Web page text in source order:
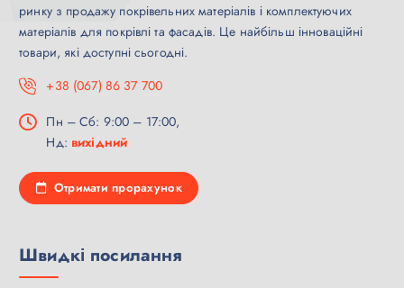
ринку з продажу покрівельних матеріалів і комплектуючих
матеріалів для покрівлі та фасадів. Це найбільш інноваційні
товари, які доступні сьогодні.
+38 (067) 86 37 700
Пн – Сб: 9:00 – 17:00,
Нд: вихідний
Отримати прорахунок
Швидкі посилання